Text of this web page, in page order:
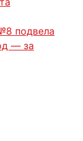
подвела
— за